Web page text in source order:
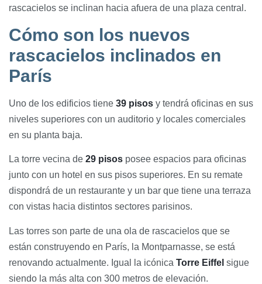
rascacielos se inclinan hacia afuera de una plaza central.
Cómo son los nuevos
rascacielos inclinados en
París
Uno de los edificios tiene 39 pisos y tendrá oficinas en sus
niveles superiores con un auditorio y locales comerciales
en su planta baja.
La torre vecina de 29 pisos posee espacios para oficinas
junto con un hotel en sus pisos superiores. En su remate
dispondrá de un restaurante y un bar que tiene una terraza
con vistas hacia distintos sectores parisinos.
Las torres son parte de una ola de rascacielos que se
están construyendo en París, la Montparnasse, se está
renovando actualmente. Igual la icónica Torre Eiffel sigue
siendo la más alta con 300 metros de elevación.